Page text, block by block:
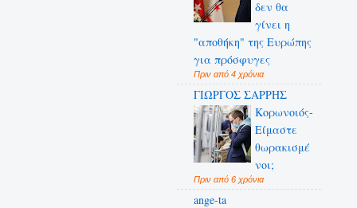
δεν θα
γίνει η
"αποθήκη" της Ευρώπης
για πρόσφυγες
Πριν από 4 χρόνια
ΓΙΩΡΓΟΣ ΣΑΡΡΗΣ
Κορωνοιός-
Είμαστε
θωρακισμέ
νοι;
Πριν από 6 χρόνια
ange-ta